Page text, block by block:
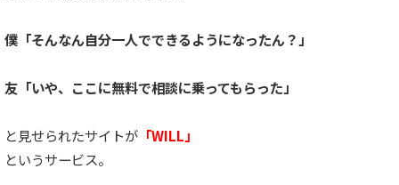
僕「そんなん自分一人でできるようになったん？」
友「いや、ここに無料で相談に乗ってもらった」
と見せられたサイトが 「WILL」
というサービス。